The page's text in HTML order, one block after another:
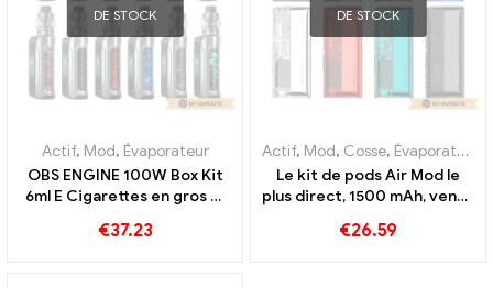
DE STOCK
Actif, Mod, Évaporateur
OBS ENGINE 100W Box Kit
6ml E Cigarettes en gros 丨
€37.23
DE STOCK
Actif, Mod, Cosse, Évaporateur
Le kit de pods Air Mod le
plus direct, 1500 mAh, vente
électroniques, personnalisé
€26.59